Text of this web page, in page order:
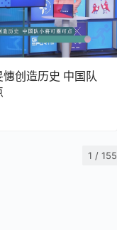
创造历史 中国队
1 / 155